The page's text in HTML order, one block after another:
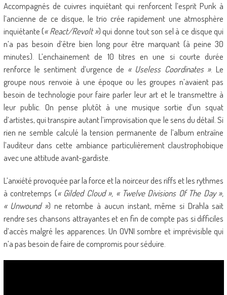
Accompagnés de cuivres inquiétant qui renforcent l’esprit Punk à
l’ancienne de ce disque, le trio crée rapidement une atmosphère
inquiétante (« React/Revolt ») qui donne tout son sel à ce disque qui
n’a pas besoin d’être bien long pour être marquant (à peine 30
minutes). L’enchainement de 10 titres en une si courte durée
renforce le sentiment d’urgence de « Useless Coordinates ». Le
groupe nous renvoie à une époque ou les groupes n’avaient pas
besoin de technologie pour faire parler leur art et le transmettre à
leur public. On pense plutôt à une musique sortie d’un squat
d’artistes, qui transpire autant l’improvisation que le sens du détail. Si
rien ne semble calculé la tension permanente de l’album entraîne
l’auditeur dans cette ambiance particulièrement claustrophobique
avec une attitude avant-gardiste.
L’anxiété provoquée par la force et la noirceur des riffs et les rythmes
à contretemps (« Gilded Cloud », « Twelve Divisions Of The Day »,
« Unwound ») ne retombe à aucun instant, même si Drahla sait
rendre ses chansons attrayantes et en fin de compte pas si difficiles
d’accès malgré les apparences. Un OVNI sombre et imprévisible qui
n’a pas besoin de faire de compromis pour séduire.